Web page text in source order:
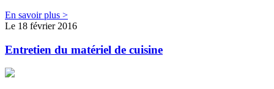
En savoir plus >
Le 18 février 2016
Entretien du matériel de cuisine